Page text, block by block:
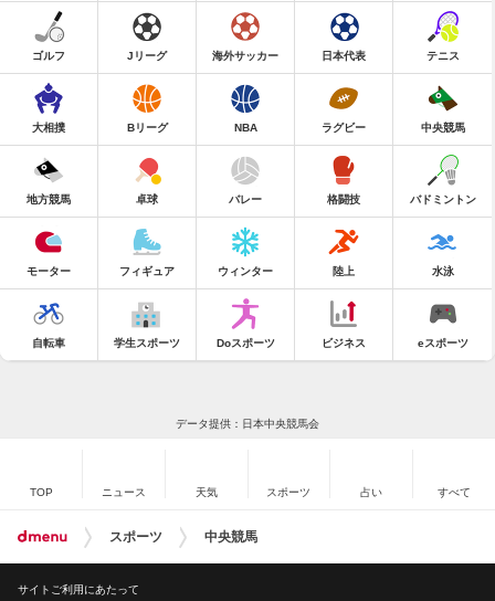
ゴルフ Jリーグ 海外サッカー 日本代表 テニス
大相撲 Bリーグ NBA ラグビー 中央競馬
地方競馬 卓球 バレー 格闘技 バドミントン
モーター フィギュア ウィンター 陸上 水泳
自転車 学生スポーツ Doスポーツ ビジネス eスポーツ
データ提供：日本中央競馬会
TOP ニュース 天気 スポーツ 占い すべて
スポーツ 中央競馬
サイトご利用にあたって